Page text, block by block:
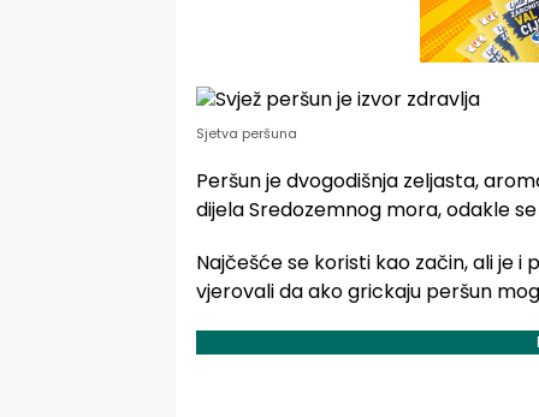
Sjetva peršuna
Peršun je dvogodišnja zeljasta,
dijela Sredozemnog mora, odakle
Najčešće se koristi kao začin, ali je i
vjerovali da ako grickaju peršun